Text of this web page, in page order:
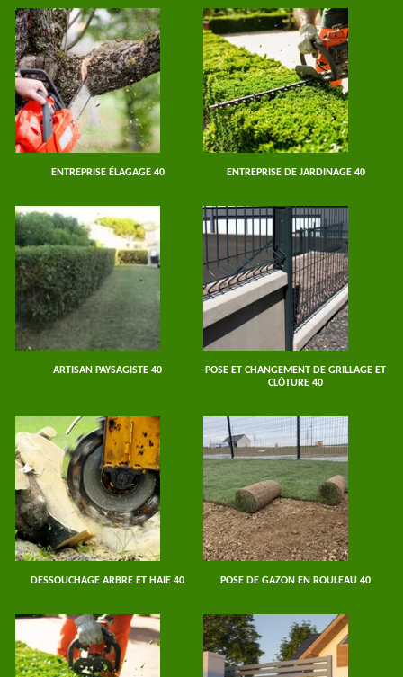
ENTREPRISE ÉLAGAGE 40 ENTREPRISE DE JARDINAGE 40
ARTISAN PAYSAGISTE 40
POSE ET CHANGEMENT DE GRILLAGE ET
CLÔTURE 40
DESSOUCHAGE ARBRE ET HAIE 40 POSE DE GAZON EN ROULEAU 40